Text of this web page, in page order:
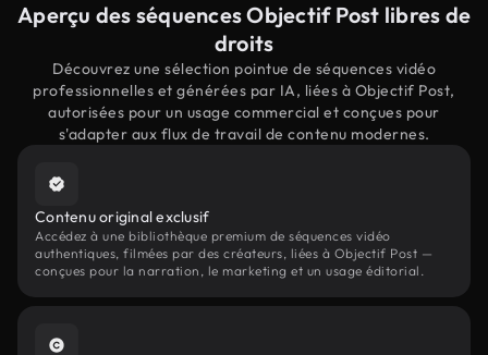
Aperçu des séquences Objectif Post libres de
droits
Découvrez une sélection pointue de séquences vidéo
professionnelles et générées par IA, liées à Objectif Post,
autorisées pour un usage commercial et conçues pour
s'adapter aux flux de travail de contenu modernes.
Contenu original exclusif
Accédez à une bibliothèque premium de séquences vidéo
authentiques, filmées par des créateurs, liées à Objectif Post —
conçues pour la narration, le marketing et un usage éditorial.